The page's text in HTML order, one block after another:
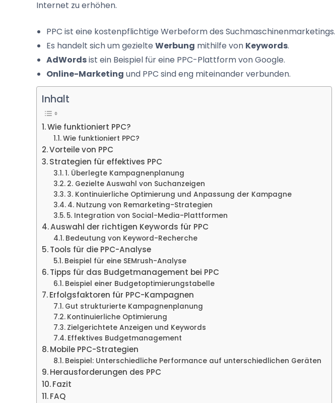
Internet zu erhöhen.
PPC ist eine kostenpflichtige Werbeform des Suchmaschinenmarketings.
Es handelt sich um gezielte Werbung mithilfe von Keywords.
AdWordsist ein Beispiel für eine PPC-Plattform von Google.
Online-Marketing und PPC sind eng miteinander verbunden.
Inhalt
Wie funktioniert PPC?
Wie funktioniert PPC?
Vorteile von PPC
Strategien für effektives PPC
1. Überlegte Kampagnenplanung
2. Gezielte Auswahl von Suchanzeigen
3. Kontinuierliche Optimierung und Anpassung der Kampagne
4. Nutzung von Remarketing-Strategien
5. Integration von Social-Media-Plattformen
Auswahl der richtigen Keywords für PPC
Bedeutung von Keyword-Recherche
Tools für die PPC-Analyse
Beispiel für eine SEMrush-Analyse
Tipps für das Budgetmanagement bei PPC
Beispiel einer Budgetoptimierungstabelle
Erfolgsfaktoren für PPC-Kampagnen
Gut strukturierte Kampagnenplanung
Kontinuierliche Optimierung
Zielgerichtete Anzeigen und Keywords
Effektives Budgetmanagement
Mobile PPC-Strategien
Beispiel: Unterschiedliche Performance auf unterschiedlichen Geräten
Herausforderungen des PPC
Fazit
FAQ